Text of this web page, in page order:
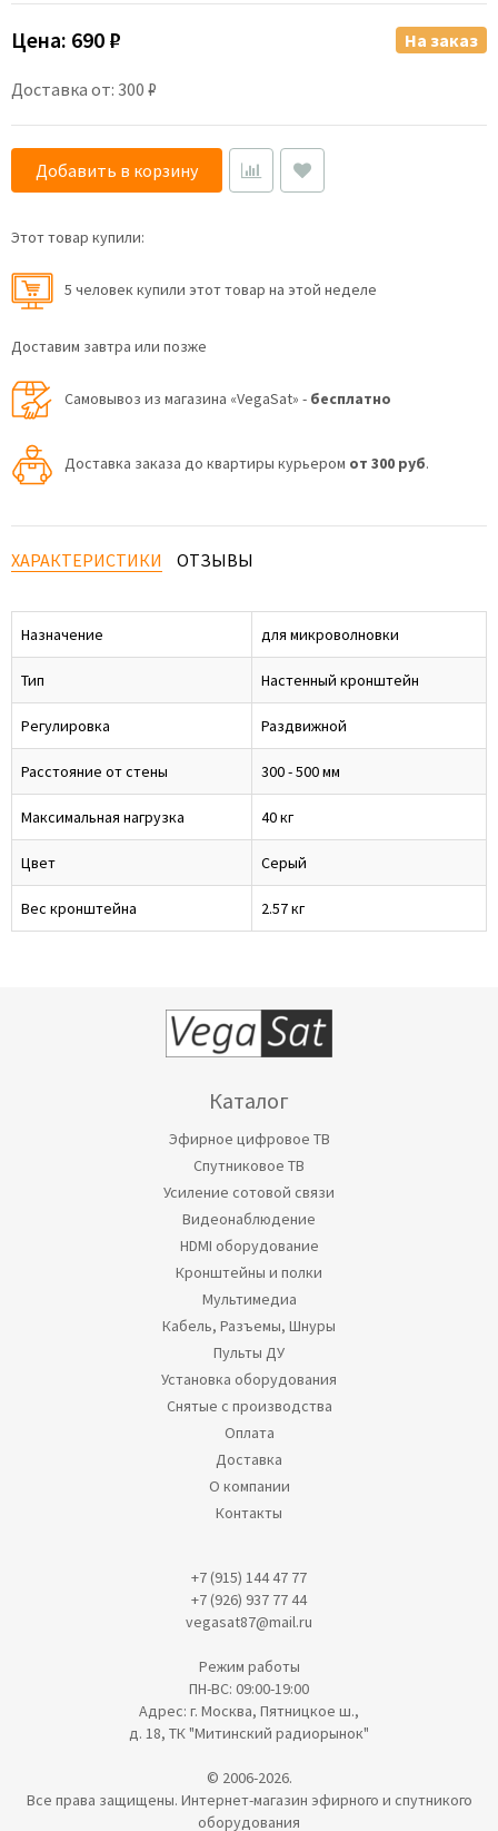
Цена: 690 ₽
Доставка от: 300 ₽
На заказ
Добавить в корзину
Этот товар купили:
5 человек купили этот товар на этой неделе
Доставим завтра или позже
Самовывоз из магазина «VegaSat» - бесплатно
Доставка заказа до квартиры курьером от 300 руб.
ХАРАКТЕРИСТИКИ ОТЗЫВЫ
Назначение для микроволновки
Тип Настенный кронштейн
Регулировка Раздвижной
Расстояние от стены 300 - 500 мм
Максимальная нагрузка 40 кг
Цвет Серый
Вес кронштейна 2.57 кг
Каталог
Эфирное цифровое ТВ
Спутниковое ТВ
Усиление сотовой связи
Видеонаблюдение
HDMI оборудование
Кронштейны и полки
Мультимедиа
Кабель, Разъемы, Шнуры
Пульты ДУ
Установка оборудования
Снятые с производства
Оплата
Доставка
О компании
Контакты
+7 (915) 144 47 77
+7 (926) 937 77 44
vegasat87@mail.ru
Режим работы
ПН-ВС: 09:00-19:00
Адрес: г. Москва, Пятницкое ш.,
д. 18, ТК "Митинский радиорынок"
© 2006-2026.
Все права защищены. Интернет-магазин эфирного и спутникого
оборудования